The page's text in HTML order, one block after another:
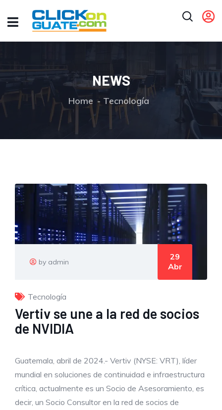
NEWS
Home Tecnología
by admin
29
Abr
Tecnología
Vertiv se une a la red de socios
de NVIDIA
Guatemala, abril de 2024.- Vertiv (NYSE: VRT), líder
mundial en soluciones de continuidad e infraestructura
crítica, actualmente es un Socio de Asesoramiento, es
decir, un Socio Consultor en la red de socios de